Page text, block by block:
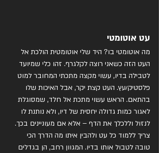
עט אוטומטי
מה אוטומטי בו? היד שלי אוטומטית הולכת אל
העט הזה כשאני רוצה לקלגרף. זהו כלי שמיועד
לטבילה בדיו, עשוי מקצה מתכתי המחובר למוט
פלסטיק/עץ. העט קצת יקר, אבל האיכות שלו
בהתאם. הראש עשוי מתכת אל חלד, שמסוגלת
לאגור כמות גדולה יחסית של דיו, ולא נותנת לו
לנזול וללכלך את הדף – אלא אם מעוניינים בכך.
צריך ללמוד כל עט ולהבין איתו מה הדרך הכי
טובה לטבול אותו בדיו. המגוון רחב, הן בגדלים